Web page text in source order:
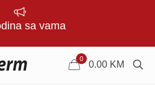
sa vama
0
0.00 KM